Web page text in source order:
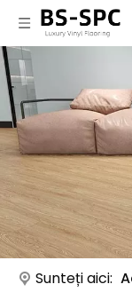
Sunteți aici: